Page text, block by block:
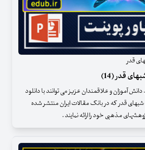
قدر
قدر (14)
آموزان و علاقمندان عزیز می توانند با دانلود
شبهای قدر که در بانک مقالات ایران منتشر شده
مذهبی خود را ارائه نمایند .